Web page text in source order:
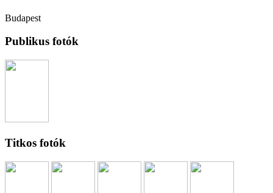
Budapest
Publikus fotók
Titkos fotók